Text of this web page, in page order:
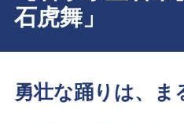
石虎舞」
勇壮な踊りは、ま